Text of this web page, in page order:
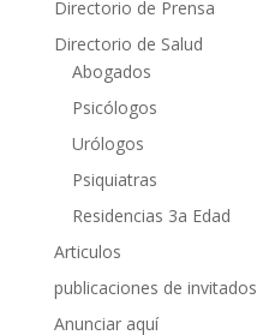
Directorio de Prensa
Directorio de Salud
Abogados
Psicólogos
Urólogos
Psiquiatras
Residencias 3a Edad
Articulos
publicaciones de invitados
Anunciar aquí